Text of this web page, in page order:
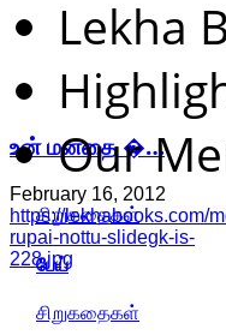
உன் மனதை �…
February 16, 2012
https://lekhabooks.com/
rupai-nottu-slidegk-is-
228.jpg
Lekha
Our
சிறுகதைகள்
பேய்
சிறுகதைகள்